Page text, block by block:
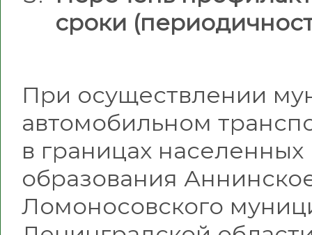
сроки
При осуществлении
автомобильном
в границах
образования
Ломоносовского